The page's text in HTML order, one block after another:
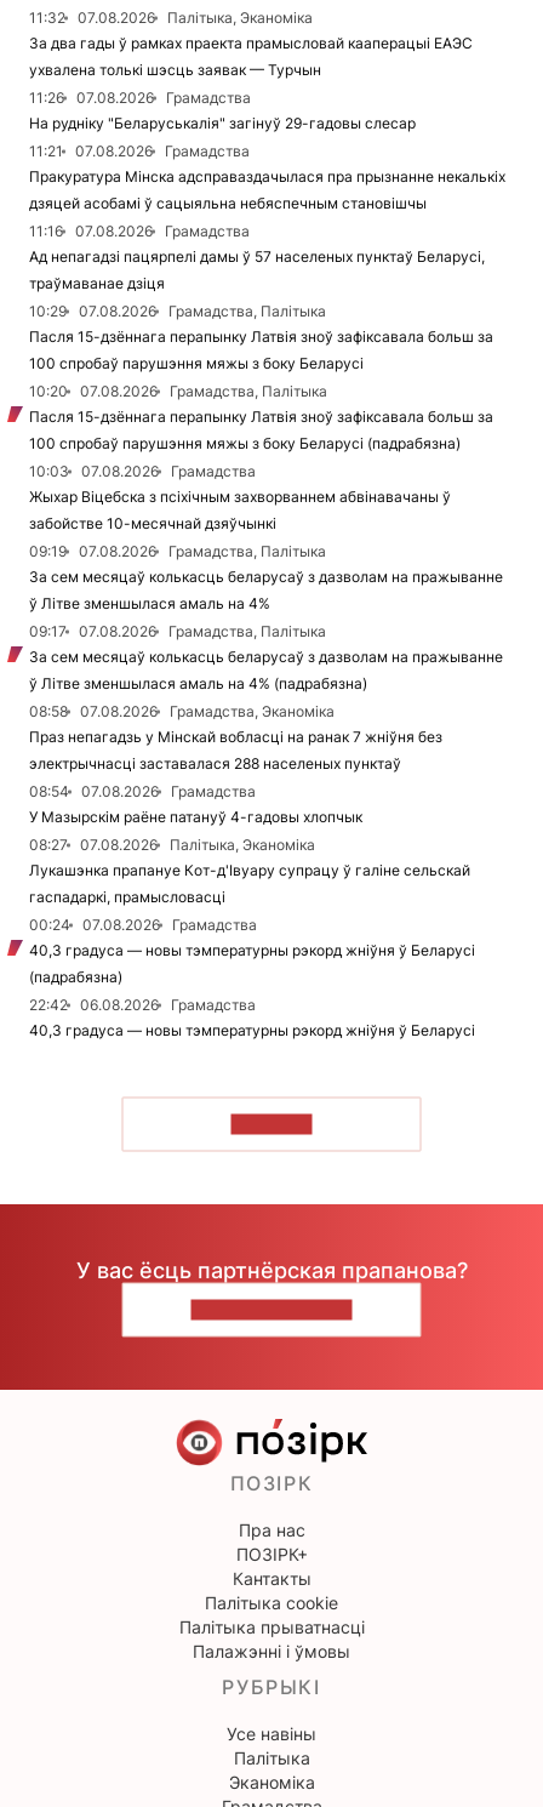
11:32
07.08.2026
Палітыка, Эканоміка
За два гады ў рамках праекта прамысловай кааперацыі ЕАЭС
ухвалена толькі шэсць заявак — Турчын
11:26
07.08.2026
Грамадства
На рудніку "Беларуськалія" загінуў 29-гадовы слесар
11:21
07.08.2026
Грамадства
Пракуратура Мінска адсправаздачылася пра прызнанне некалькіх
дзяцей асобамі ў сацыяльна небяспечным становішчы
11:16
07.08.2026
Грамадства
Ад непагадзі пацярпелі дамы ў 57 населеных пунктаў Беларусі,
траўмаванае дзіця
10:29
07.08.2026
Грамадства, Палітыка
Пасля 15-дзённага перапынку Латвія зноў зафіксавала больш за
100 спробаў парушэння мяжы з боку Беларусі
10:20
07.08.2026
Грамадства, Палітыка
Пасля 15-дзённага перапынку Латвія зноў зафіксавала больш за
100 спробаў парушэння мяжы з боку Беларусі (падрабязна)
10:03
07.08.2026
Грамадства
Жыхар Віцебска з псіхічным захворваннем абвінавачаны ў
забойстве 10-месячнай дзяўчынкі
09:19
07.08.2026
Грамадства, Палітыка
За сем месяцаў колькасць беларусаў з дазволам на пражыванне
ў Літве зменшылася амаль на 4%
09:17
07.08.2026
Грамадства, Палітыка
За сем месяцаў колькасць беларусаў з дазволам на пражыванне
ў Літве зменшылася амаль на 4% (падрабязна)
08:58
07.08.2026
Грамадства, Эканоміка
Праз непагадзь у Мінскай вобласці на ранак 7 жніўня без
электрычнасці заставалася 288 населеных пунктаў
08:54
07.08.2026
Грамадства
У Мазырскім раёне патануў 4-гадовы хлопчык
08:27
07.08.2026
Палітыка, Эканоміка
Лукашэнка прапануе Кот-д'Івуару супрацу ў галіне сельскай
гаспадаркі, прамысловасці
00:24
07.08.2026
Грамадства
40,3 градуса — новы тэмпературны рэкорд жніўня ў Беларусі
(падрабязна)
22:42
06.08.2026
Грамадства
40,3 градуса — новы тэмпературны рэкорд жніўня ў Беларусі
У вас ёсць партнёрская прапанова?
ПОЗІРК
Пра нас
ПОЗІРК+
Кантакты
Палітыка cookie
Палітыка прыватнасці
Палажэнні і ўмовы
РУБРЫКІ
Усе навіны
Палітыка
Эканоміка